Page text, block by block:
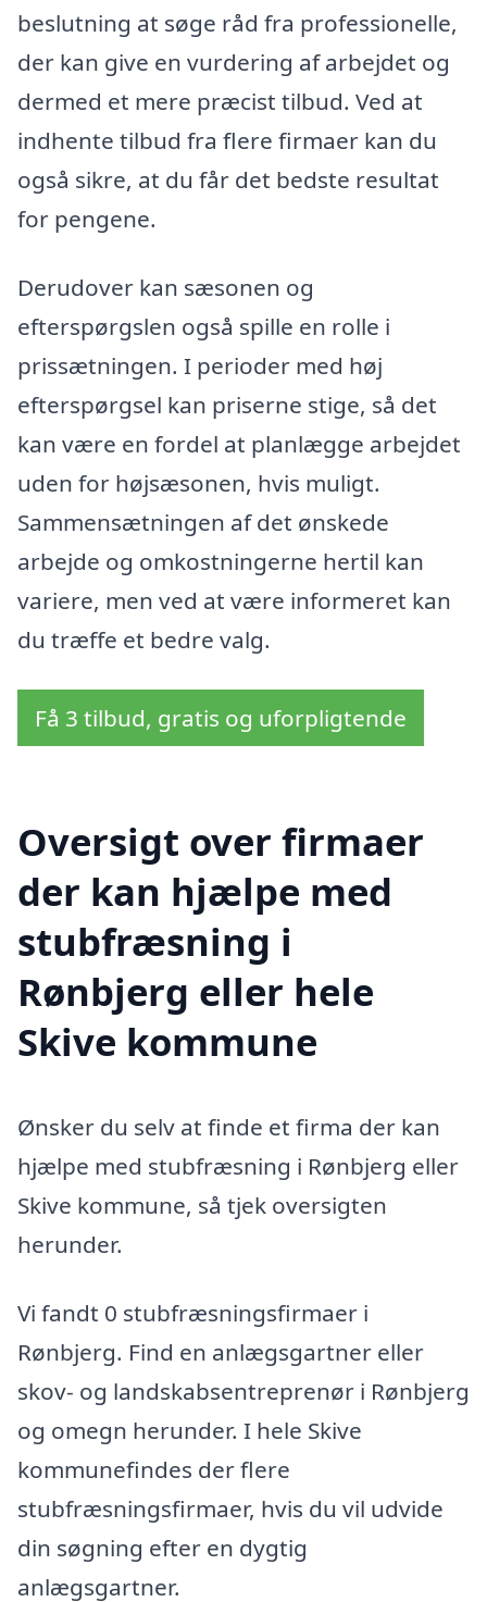
beslutning at søge råd fra professionelle,
der kan give en vurdering af arbejdet og
dermed et mere præcist tilbud. Ved at
indhente tilbud fra flere firmaer kan du
også sikre, at du får det bedste resultat
for pengene.
Derudover kan sæsonen og
efterspørgslen også spille en rolle i
prissætningen. I perioder med høj
efterspørgsel kan priserne stige, så det
kan være en fordel at planlægge arbejdet
uden for højsæsonen, hvis muligt.
Sammensætningen af det ønskede
arbejde og omkostningerne hertil kan
variere, men ved at være informeret kan
du træffe et bedre valg.
Få 3 tilbud, gratis og uforpligtende
Oversigt over firmaer
der kan hjælpe med
stubfræsning i
Rønbjerg eller hele
Skive kommune
Ønsker du selv at finde et firma der kan
hjælpe med stubfræsning i Rønbjerg eller
Skive kommune, så tjek oversigten
herunder.
Vi fandt 0 stubfræsningsfirmaer i
Rønbjerg. Find en anlægsgartner eller
skov- og landskabsentreprenør i Rønbjerg
og omegn herunder. I hele Skive
kommunefindes der flere
stubfræsningsfirmaer, hvis du vil udvide
din søgning efter en dygtig
anlægsgartner.